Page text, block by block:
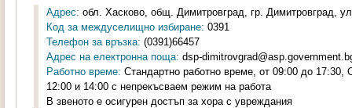
Адрес: обл. Хасково, общ. Димитровград, гр. Димитровград,
Код за междуселищно избиране: 0391
Телефон за връзка: (0391)66457
Адрес на електронна поща: dsp-
Работно време: Стандартно работно време, от 09:00 до
12:00 и 14:00 с непрекъсваем режим на работа
В звеното е осигурен достъп за хора с увреждания